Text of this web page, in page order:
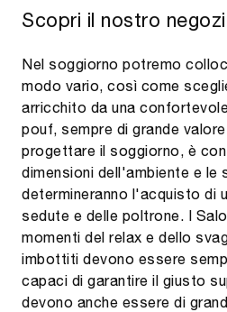
Scopri il nostro
Nel soggiorno potremo
modo vario, così come
arricchito da una
pouf, sempre di grande
progettare il soggiorno, è
dimensioni dell'ambiente e le
determineranno l'acquisto di
sedute e delle poltrone. I
momenti del relax e dello
imbottiti devono essere
capaci di garantire il giusto
devono anche essere di